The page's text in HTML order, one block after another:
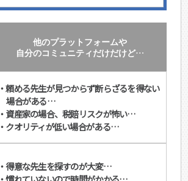
他のプラットフォームや
自分のコミュニティだけだけど…
・頼める先生が見つからず断らざるを得ない
場合がある…
・資産家の場合、税賠リスクが怖い…
・クオリティが低い場合がある…
・得意な先生を探すのが大変…